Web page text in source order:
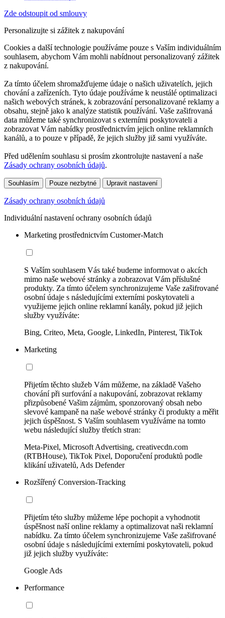
Zde odstoupit od smlouvy
Personalizujte si zážitek z nakupování
Cookies a další technologie používáme pouze s Vaším individuálním
souhlasem, abychom Vám mohli nabídnout personalizovaný zážitek
z nakupování.
Za tímto účelem shromažďujeme údaje o našich uživatelích, jejich
chování a zařízeních. Tyto údaje používáme k neustálé optimalizaci
našich webových stránek, k zobrazování personalizované reklamy a
obsahu, stejně jako k analýze statistik používání. Vaše zašifrovaná
data můžeme také synchronizovat s externími poskytovateli a
zobrazovat Vám nabídky prostřednictvím jejich online reklamních
kanálů, a to pouze v případě, že jejich služby již sami využíváte.
Před udělením souhlasu si prosím zkontrolujte nastavení a naše
Zásady ochrany osobních údajů.
Souhlasím Pouze nezbytné Upravit nastavení
Zásady ochrany osobních údajů
Individuální nastavení ochrany osobních údajů
Marketing prostřednictvím Customer-Match
S Vaším souhlasem Vás také budeme informovat o akcích
mimo naše webové stránky a zobrazovat Vám příslušné
produkty. Za tímto účelem synchronizujeme Vaše zašifrované
osobní údaje s následujícími externími poskytovateli a
využijeme jejich online reklamní kanály, pokud již jejich
služby využíváte:
Bing, Criteo, Meta, Google, LinkedIn, Pinterest, TikTok
Marketing
Přijetím těchto služeb Vám můžeme, na základě Vašeho
chování při surfování a nakupování, zobrazovat reklamy
přizpůsobené Vašim zájmům, sponzorovaný obsah nebo
slevové kampaně na naše webové stránky či produkty a měřit
jejich úspěšnost. S Vaším souhlasem využíváme na tomto
webu následující služby třetích stran:
Meta-Pixel, Microsoft Advertising, creativecdn.com
(RTBHouse), TikTok Pixel, Doporučení produktů podle
klikání uživatelů, Ads Defender
Rozšířený Conversion-Tracking
Přijetím této služby můžeme lépe pochopit a vyhodnotit
úspěšnost naší online reklamy a optimalizovat naši reklamní
nabídku. Za tímto účelem synchronizujeme Vaše zašifrované
osobní údaje s následujícími externími poskytovateli, pokud
již jejich služby využíváte:
Google Ads
Performance